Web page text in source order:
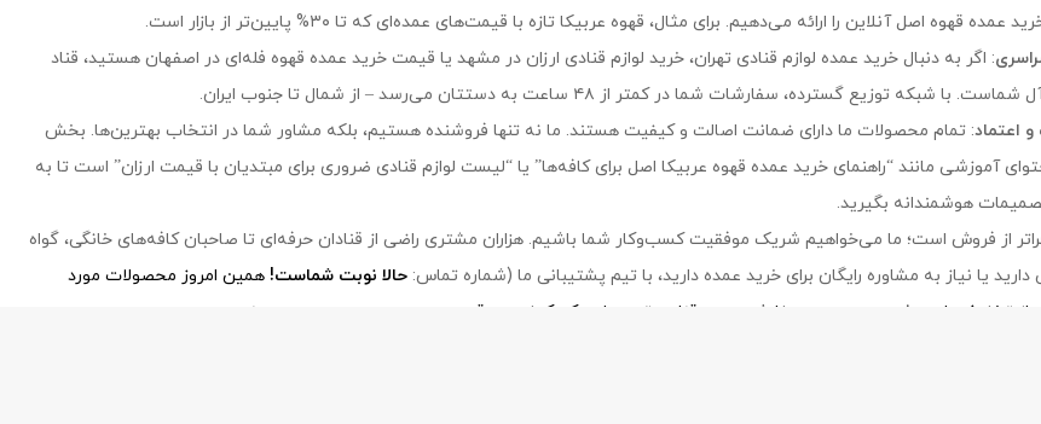
قهوه اصل آنلاین را ارائه می‌دهیم. برای مثال، قهوه عربیکا تازه با قیمت‌های عمده‌ای که تا ۳۰% پایین‌تر از بازار است.
: اگر به دنبال خرید عمده لوازم قنادی تهران، خرید لوازم قنادی ارزان در مشهد یا قیمت خرید عمده قهوه فله‌ای در اصفهان هستید، قناد
با شبکه توزیع گسترده، سفارشات شما در کمتر از ۴۸ ساعت به دستتان می‌رسد – از شمال تا جنوب ایران.
اعتماد: تمام محصولات ما دارای ضمانت اصالت و کیفیت هستند. ما نه تنها فروشنده هستیم، بلکه مشاور شما در انتخاب بهترین‌ها. بخش
آموزشی مانند “راهنمای خرید عمده قهوه عربیکا اصل برای کافه‌ها” یا “لیست لوازم قنادی ضروری برای مبتدیان با قیمت ارزان” است تا به
هوشمندانه بگیرید.
از فروش است؛ ما می‌خواهیم شریک موفقیت کسب‌وکار شما باشیم. هزاران مشتری راضی از قنادان حرفه‌ای تا صاحبان کافه‌های خانگی، گواه
یا نیاز به مشاوره رایگان برای خرید عمده دارید، با تیم پشتیبانی ما (شماره تماس: حالا نوبت شماست! همین امروز محصولات مورد
از تخفیف‌های ویژه بهره ببرید و سفارش دهید. قناد برتر – جایی که کیفیت و قیمت دست در دست هم می‌دهند.